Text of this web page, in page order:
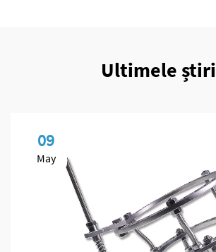
Ultimele știri
09
May